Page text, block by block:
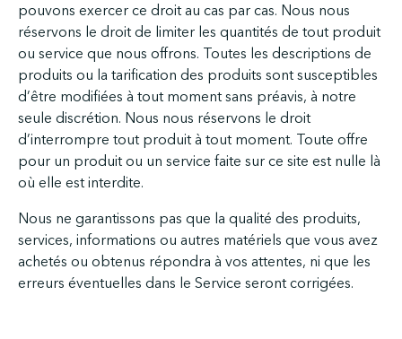
pouvons exercer ce droit au cas par cas. Nous nous
réservons le droit de limiter les quantités de tout produit
ou service que nous offrons. Toutes les descriptions de
produits ou la tarification des produits sont susceptibles
d’être modifiées à tout moment sans préavis, à notre
seule discrétion. Nous nous réservons le droit
d’interrompre tout produit à tout moment. Toute offre
pour un produit ou un service faite sur ce site est nulle là
où elle est interdite.
Nous ne garantissons pas que la qualité des produits,
services, informations ou autres matériels que vous avez
achetés ou obtenus répondra à vos attentes, ni que les
erreurs éventuelles dans le Service seront corrigées.